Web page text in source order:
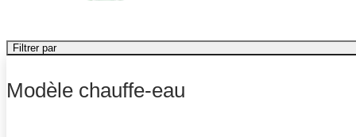
Filtrer par
Modèle chauffe-eau